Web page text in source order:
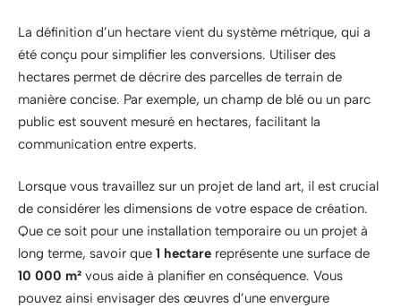
La définition d’un hectare vient du système métrique, qui a
été conçu pour simplifier les conversions. Utiliser des
hectares permet de décrire des parcelles de terrain de
manière concise. Par exemple, un champ de blé ou un parc
public est souvent mesuré en hectares, facilitant la
communication entre experts.
Lorsque vous travaillez sur un projet de land art, il est crucial
de considérer les dimensions de votre espace de création.
Que ce soit pour une installation temporaire ou un projet à
long terme, savoir que 1 hectare représente une surface de
10 000 m² vous aide à planifier en conséquence. Vous
pouvez ainsi envisager des œuvres d’une envergure